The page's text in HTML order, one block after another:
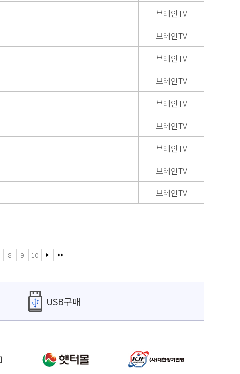
브레인TV
브레인TV
브레인TV
브레인TV
브레인TV
브레인TV
브레인TV
브레인TV
브레인TV
8 9 10
USB구매